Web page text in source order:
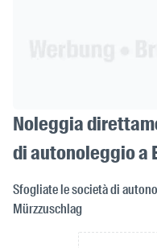
Noleggia
di autonoleggio a
Sfogliate le società di
Mürzzuschlag